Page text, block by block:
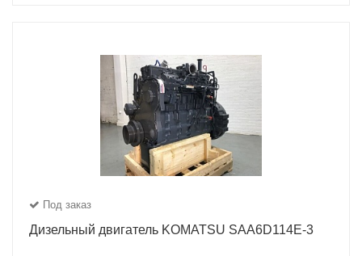
Под заказ
Дизельный двигатель KOMATSU SAA6D114E-3